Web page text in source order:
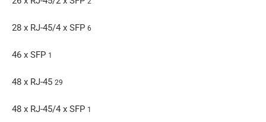
28 x RJ-45/4 x SFP 6
46 x SFP 1
48 x RJ-45 29
48 x RJ-45/4 x SFP 1